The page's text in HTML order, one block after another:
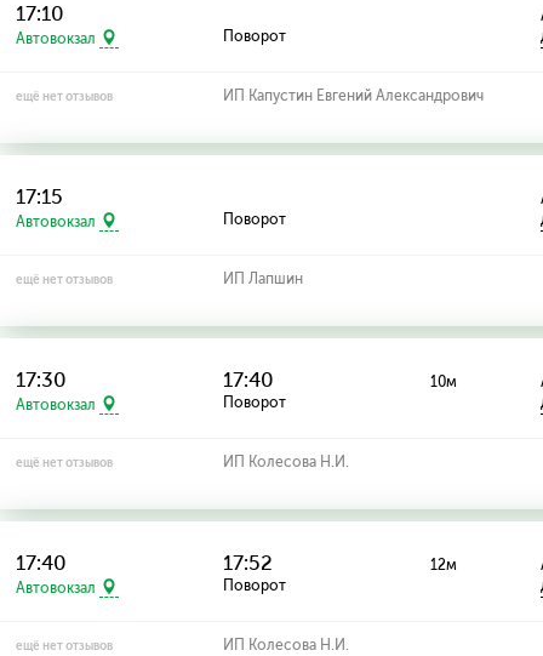
17:10
Автовокзал Поворот
ещё нет отзывов ИП Капустин Евгений Александрович
17:15
Автовокзал Поворот
ещё нет отзывов ИП Лапшин
17:30
Автовокзал
17:40
Поворот
10м
ещё нет отзывов ИП Колесова Н.И.
17:40
Автовокзал
17:52
Поворот
12м
ещё нет отзывов ИП Колесова Н.И.